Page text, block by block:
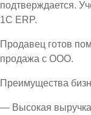
подтверждается.
1С ЕRP.
Продавец готов
продажа с ООО.
Преимущества
— Высокая выручка